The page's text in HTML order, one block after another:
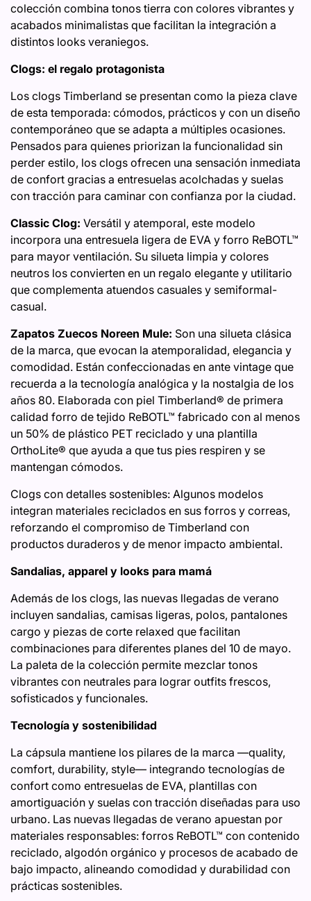
colección combina tonos tierra con colores vibrantes y
acabados minimalistas que facilitan la integración a
distintos looks veraniegos.
Clogs: el regalo protagonista
Los clogs Timberland se presentan como la pieza clave
de esta temporada: cómodos, prácticos y con un diseño
contemporáneo que se adapta a múltiples ocasiones.
Pensados para quienes priorizan la funcionalidad sin
perder estilo, los clogs ofrecen una sensación inmediata
de confort gracias a entresuelas acolchadas y suelas
con tracción para caminar con confianza por la ciudad.
Classic Clog: Versátil y atemporal, este modelo
incorpora una entresuela ligera de EVA y forro ReBOTL™
para mayor ventilación. Su silueta limpia y colores
neutros los convierten en un regalo elegante y utilitario
que complementa atuendos casuales y semiformal-
casual.
Zapatos Zuecos Noreen Mule: Son una silueta clásica
de la marca, que evocan la atemporalidad, elegancia y
comodidad. Están confeccionadas en ante vintage que
recuerda a la tecnología analógica y la nostalgia de los
años 80. Elaborada con piel Timberland® de primera
calidad forro de tejido ReBOTL™ fabricado con al menos
un 50% de plástico PET reciclado y una plantilla
OrthoLite® que ayuda a que tus pies respiren y se
mantengan cómodos.
Clogs con detalles sostenibles: Algunos modelos
integran materiales reciclados en sus forros y correas,
reforzando el compromiso de Timberland con
productos duraderos y de menor impacto ambiental.
Sandalias, apparel y looks para mamá
Además de los clogs, las nuevas llegadas de verano
incluyen sandalias, camisas ligeras, polos, pantalones
cargo y piezas de corte relaxed que facilitan
combinaciones para diferentes planes del 10 de mayo.
La paleta de la colección permite mezclar tonos
vibrantes con neutrales para lograr outfits frescos,
sofisticados y funcionales.
Tecnología y sostenibilidad
La cápsula mantiene los pilares de la marca —quality,
comfort, durability, style— integrando tecnologías de
confort como entresuelas de EVA, plantillas con
amortiguación y suelas con tracción diseñadas para uso
urbano. Las nuevas llegadas de verano apuestan por
materiales responsables: forros ReBOTL™ con contenido
reciclado, algodón orgánico y procesos de acabado de
bajo impacto, alineando comodidad y durabilidad con
prácticas sostenibles.